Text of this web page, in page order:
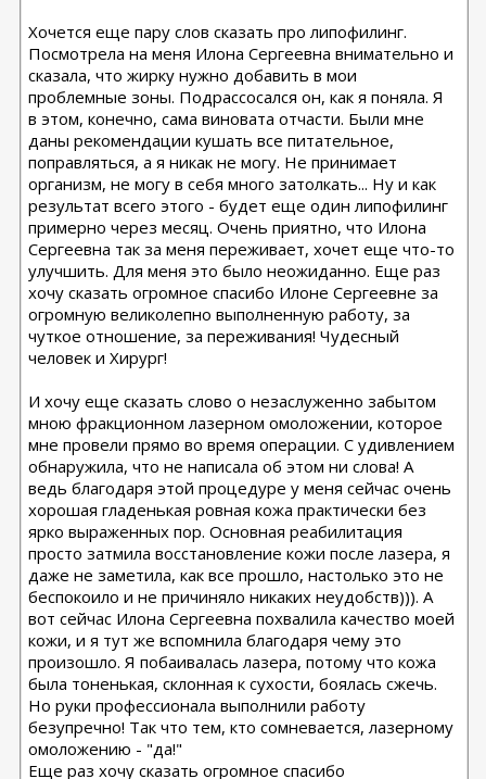
Хочется еще пару слов сказать про липофилинг.
Посмотрела на меня Илона Сергеевна внимательно и
сказала, что жирку нужно добавить в мои
проблемные зоны. Подрассосался он, как я поняла. Я
в этом, конечно, сама виновата отчасти. Были мне
даны рекомендации кушать все питательное,
поправляться, а я никак не могу. Не принимает
организм, не могу в себя много затолкать... Ну и как
результат всего этого - будет еще один липофилинг
примерно через месяц. Очень приятно, что Илона
Сергеевна так за меня переживает, хочет еще что-то
улучшить. Для меня это было неожиданно. Еще раз
хочу сказать огромное спасибо Илоне Сергеевне за
огромную великолепно выполненную работу, за
чуткое отношение, за переживания! Чудесный
человек и Хирург!
И хочу еще сказать слово о незаслуженно забытом
мною фракционном лазерном омоложении, которое
мне провели прямо во время операции. С удивлением
обнаружила, что не написала об этом ни слова! А
ведь благодаря этой процедуре у меня сейчас очень
хорошая гладенькая ровная кожа практически без
ярко выраженных пор. Основная реабилитация
просто затмила восстановление кожи после лазера, я
даже не заметила, как все прошло, настолько это не
беспокоило и не причиняло никаких неудобств))). А
вот сейчас Илона Сергеевна похвалила качество моей
кожи, и я тут же вспомнила благодаря чему это
произошло. Я побаивалась лазера, потому что кожа
была тоненькая, склонная к сухости, боялась сжечь.
Но руки профессионала выполнили работу
безупречно! Так что тем, кто сомневается, лазерному
омоложению - "да!"
Еще раз хочу сказать огромное спасибо